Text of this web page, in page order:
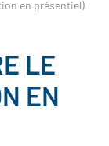
en présentiel)
LE
EN